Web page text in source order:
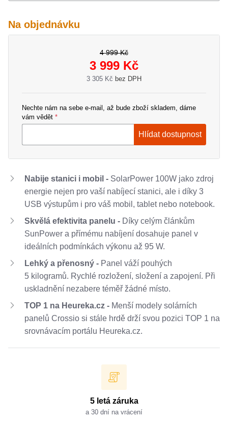
Na objednávku
4 999 Kč
3 999 Kč
3 305 Kč bez DPH
Nechte nám na sebe e-mail, až bude zboží skladem, dáme
vám vědět
Hlídat dostupnost
Nabije stanici i mobil - SolarPower 100W jako zdroj
energie nejen pro vaší nabíjecí stanici, ale i díky 3
USB výstupům i pro váš mobil, tablet nebo notebook.
Skvělá efektivita panelu - Díky celým článkům
SunPower a přímému nabíjení dosahuje panel v
ideálních podmínkách výkonu až 95 W.
Lehký a přenosný - Panel váží pouhých
5 kilogramů. Rychlé rozložení, složení a zapojení. Při
uskladnění nezabere téměř žádné místo.
TOP 1 na Heureka.cz - Menší modely solárních
panelů Crossio si stále hrdě drží svou pozici TOP 1 na
srovnávacím portálu Heureka.cz.
5 letá záruka
a 30 dní na vrácení